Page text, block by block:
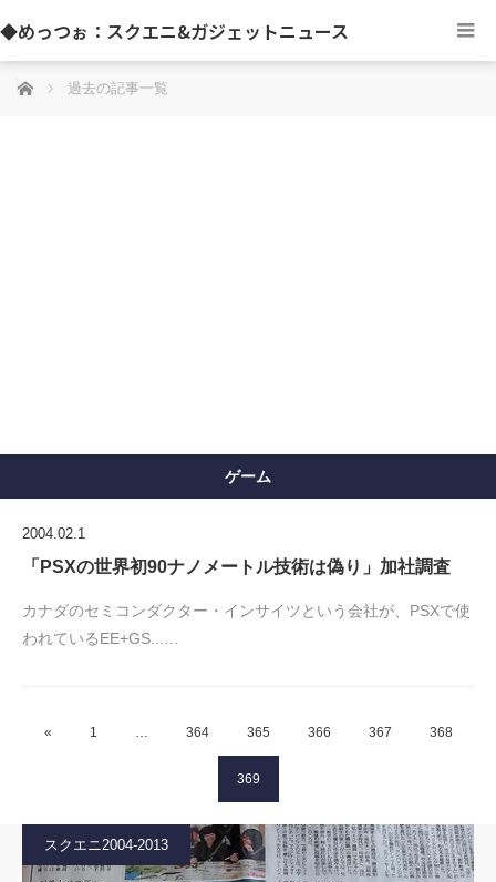
◆めっつぉ：スクエニ&ガジェットニュース
ホーム 過去の記事一覧
ゲーム
2004.02.1
「PSXの世界初90ナノメートル技術は偽り」加社調査
カナダのセミコンダクター・インサイツという会社が、PSXで使
われているEE+GS...…
« 1 … 364 365 366 367 368
369
スクエニ2004-2013